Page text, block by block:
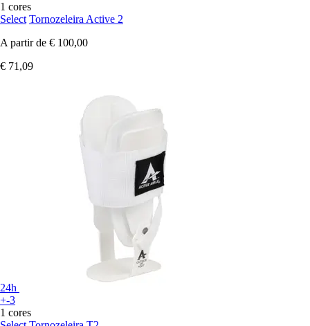
1 cores
Select Tornozeleira Active 2
A partir de € 100,00
€ 71,09
24h
+-3
1 cores